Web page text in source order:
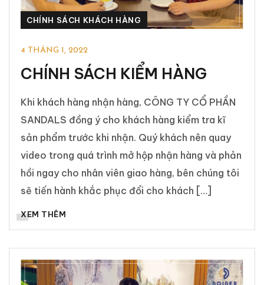
CHÍNH SÁCH KHÁCH HÀNG
4 THÁNG 1, 2022
CHÍNH SÁCH KIỂM HÀNG
Khi khách hàng nhận hàng, CÔNG TY CỔ PHẦN
SANDALS đồng ý cho khách hàng kiểm tra kĩ
sản phẩm trước khi nhận. Quý khách nên quay
video trong quá trình mở hộp nhận hàng và phản
hồi ngay cho nhân viên giao hàng, bên chúng tôi
sẽ tiến hành khắc phục đổi cho khách […]
XEM THÊM